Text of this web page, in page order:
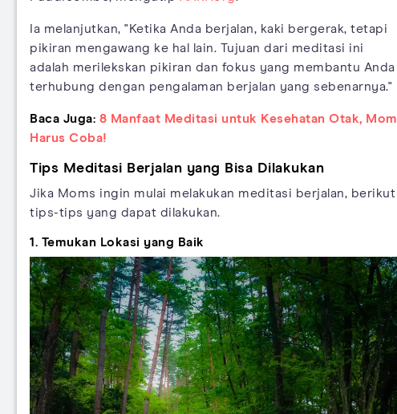
Ia melanjutkan, "Ketika Anda berjalan, kaki bergerak, tetapi
pikiran mengawang ke hal lain. Tujuan dari meditasi ini
adalah merilekskan pikiran dan fokus yang membantu Anda
terhubung dengan pengalaman berjalan yang sebenarnya."
Baca Juga: 8 Manfaat Meditasi untuk Kesehatan Otak,
Harus Coba!
Tips Meditasi Berjalan yang Bisa Dilakukan
Jika Moms ingin mulai melakukan meditasi berjalan, berikut
tips-tips yang dapat dilakukan.
1. Temukan Lokasi yang Baik